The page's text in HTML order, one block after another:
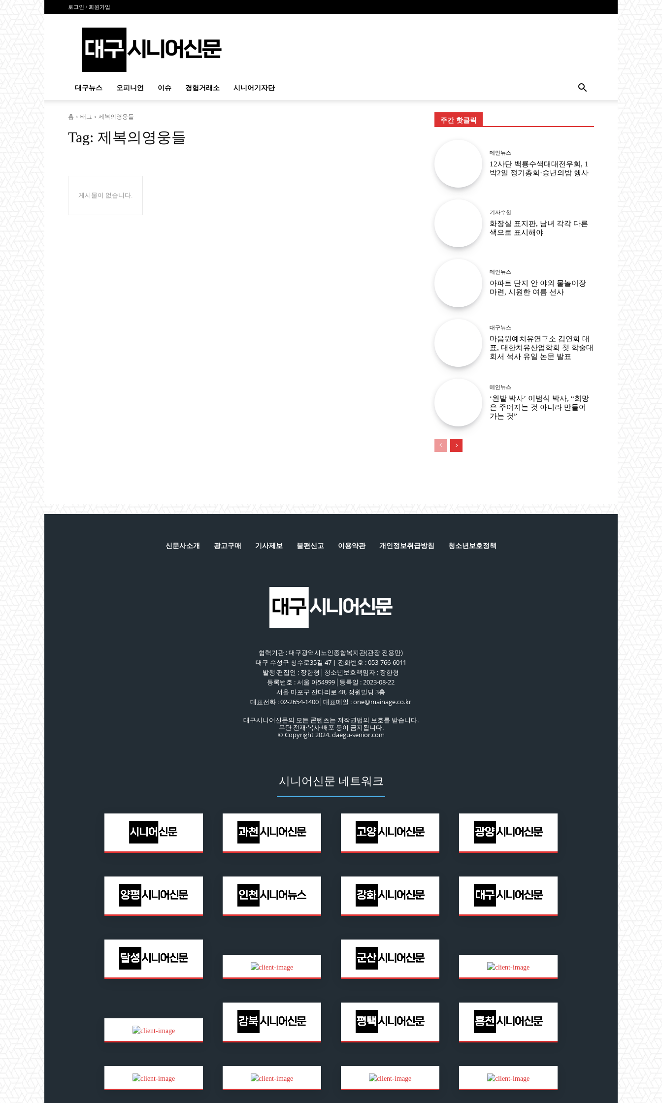
로그인 / 회원가입
시
대구뉴스 오피니언 이슈 경험거래소 시니어기자단
홈 태그 제복의영웅들
Tag: 제복의영웅들
게시물이 없습니다.
주간 핫클릭
메인뉴스
12사단 백룡수색대대전우회, 1
박2일 정기총회·송년의밤 행사
기자수첩
화장실 표지판, 남녀 각각 다른
색으로 표시해야
메인뉴스
아파트 단지 안 야외 물놀이장
마련, 시원한 여름 선사
대구뉴스
마음원예치유연구소 김연화 대
표, 대한치유산업학회 첫 학술대
회서 석사 유일 논문 발표
메인뉴스
‘왼발 박사’ 이범식 박사, “희망
은 주어지는 것 아니라 만들어
가는 것”
신문사소개 광고구매 기사제보 불편신고 이용약관 개인정보취급방침 청소년보호정책
협력기관 : 대구광역시노인종합복지관(관장 전용만)
대구 수성구 청수로35길 47 | 전화번호 : 053-766-6011
발행·편집인 : 장한형│청소년보호책임자 : 장한형
등록번호 : 서울 아54999│등록일 : 2023-08-22
서울 마포구 잔다리로 48, 정원빌딩 3층
대표전화 : 02-2654-1400│대표메일 : one@mainage.co.kr
대구시니어신문의 모든 콘텐츠는 저작권법의 보호를 받습니다.
무단 전재·복사·배포 등이 금지됩니다.
© Copyright 2024. daegu-senior.com
시니어신문 네트워크